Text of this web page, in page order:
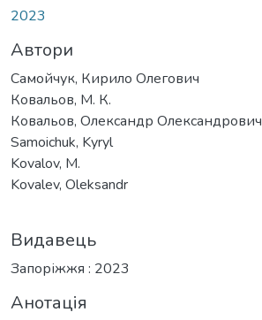
2023
Автори
Самойчук, Кирило Олегович
Ковальов, М. К.
Ковальов, Олександр Олександрович
Samoichuk, Kyryl
Kovalov, M.
Kovalev, Oleksandr
Видавець
Запоріжжя : 2023
Анотація